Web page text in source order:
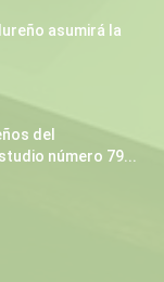
asumirá la
del
número 79...